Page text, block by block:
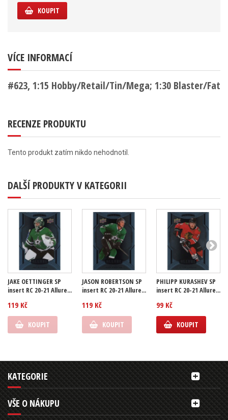
KOUPIT
VÍCE INFORMACÍ
#623, 1:15 Hobby/Retail/Tin/Mega; 1:30 Blaster/Fat
RECENZE PRODUKTU
Tento produkt zatím nikdo nehodnotil.
DALŠÍ PRODUKTY V KATEGORII
JAKE OETTINGER SP
insert RC 20-21 Allure...
119 Kč
KOUPIT
JASON ROBERTSON SP
insert RC 20-21 Allure...
119 Kč
KOUPIT
PHILIPP KURASHEV SP
insert RC 20-21 Allure...
99 Kč
KOUPIT
KATEGORIE
VŠE O NÁKUPU